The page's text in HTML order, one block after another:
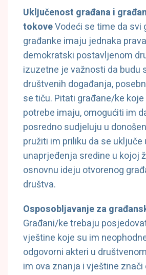
Uključenost građana i
tokoveVodeći se time da svi
građanke imaju jednaka
demokratski postavljenom
izuzetne je važnosti da budu
društvenih događanja,
se tiču. Pitati građane/ke
potrebe imaju, omogućiti im
posredno sudjeluju u
pružiti im priliku da se uključe
unaprjeđenja sredine u kojoj
osnovnu ideju otvorenog
društva.
Osposobljavanje za
Građani/ke trebaju
vještine koje su im
odgovorni akteri u
im ova znanja i vještine